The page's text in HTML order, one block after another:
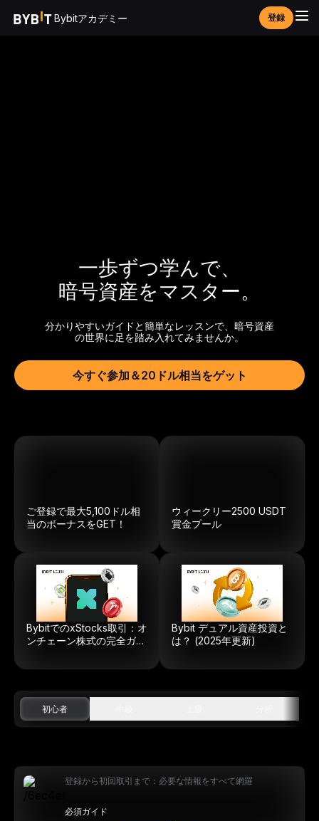
Bybitアカデミー 登録
一歩ずつ学んで、
暗号資産をマスター。
分かりやすいガイドと簡単なレッスンで、暗号資産
の世界に足を踏み入れてみませんか。
今すぐ参加＆20ドル相当をゲット
ご登録で最大5,100ドル相
当のボーナスをGET！
ウィークリー2500 USDT
賞金プール
BybitでのxStocks取引：オ
ンチェーン株式の完全ガイ
Bybit デュアル資産投資と
は？ (2025年更新)
初心者
登録から初回取引まで：必要な情報をすべて網羅
必須ガイド